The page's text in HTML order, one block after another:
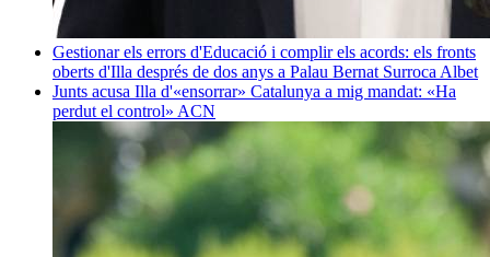
Gestionar els errors d'Educació i complir els acords: els fronts
oberts d'Illa després de dos anys a Palau Bernat Surroca Albet
Junts acusa Illa d'«ensorrar» Catalunya a mig mandat: «Ha
perdut el control» ACN